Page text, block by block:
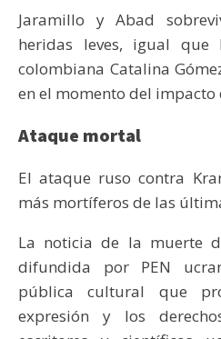
Jaramillo y Abad
heridas leves, igual que
colombiana Catalina
en el momento del impacto
Ataque mortal
El ataque ruso contra
más mortíferos de las
La noticia de la muerte
difundida por PEN
pública cultural que
expresión y los